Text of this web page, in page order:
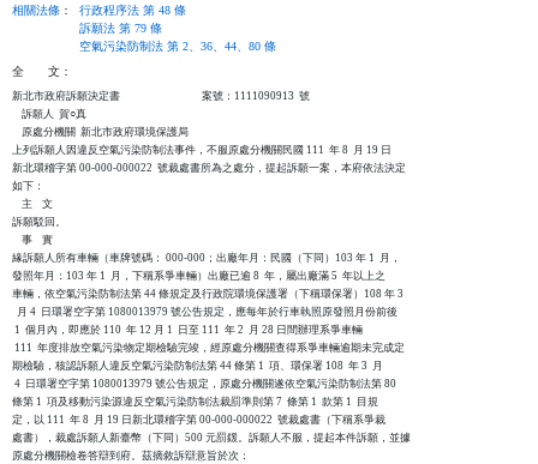
相關法條 ：
行政程序法 第 48 條
訴願法 第 79 條
空氣污染防制法 第 2、36、44、80 條
全
文：
新北市政府訴願決定書                                  案號：1111090913  號
    訴願人  賀○真
    原處分機關  新北市政府環境保護局
上列訴願人因違反空氣污染防制法事件，不服原處分機關民國 111  年 8  月 19 日
新北環稽字第 00-000-000022  號裁處書所為之處分，提起訴願一案，本府依法決定
如下：
    主    文
訴願駁回。
    事    實
緣訴願人所有車輛（車牌號碼： 000-000；出廠年月：民國（下同）103 年 1  月，
發照年月：103 年 1  月，下稱系爭車輛）出廠已逾 8  年，屬出廠滿 5  年以上之
車輛，依空氣污染防制法第 44 條規定及行政院環境保護署（下稱環保署）108 年 3
  月 4  日環署空字第 1080013979 號公告規定，應每年於行車執照原發照月份前後
1  個月內，即應於 110  年 12 月 1  日至 111  年 2  月 28 日間辦理系爭車輛
111  年度排放空氣污染物定期檢驗完竣，經原處分機關查得系爭車輛逾期未完成定
期檢驗，核認訴願人違反空氣污染防制法第 44 條第 1  項、環保署 108  年 3  月
4  日環署空字第 1080013979 號公告規定，原處分機關遂依空氣污染防制法第 80
條第 1  項及移動污染源違反空氣污染防制法裁罰準則第 7  條第 1  款第 1  目規
定，以 111  年 8  月 19 日新北環稽字第 00-000-000022  號裁處書（下稱系爭裁
處書），裁處訴願人新臺幣（下同）500 元罰鍰。訴願人不服，提起本件訴願，並據
原處分機關檢卷答辯到府。茲摘敘訴辯意旨於次：